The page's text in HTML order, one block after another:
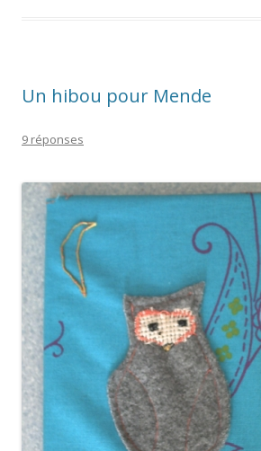
Un hibou pour Mende
9 réponses